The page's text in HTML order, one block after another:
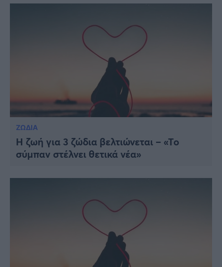
ΖΩΔΙΑ
H ζωή για 3 ζώδια βελτιώνεται – «Το
σύμπαν στέλνει θετικά νέα»